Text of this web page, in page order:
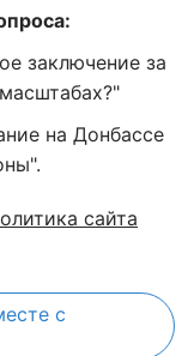
заключение за
на Донбассе
сайта
с